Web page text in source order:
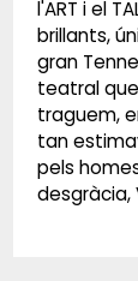
l'ART i el
brillants,
gran
teatral
traguem,
tan
pels
desgràcia,